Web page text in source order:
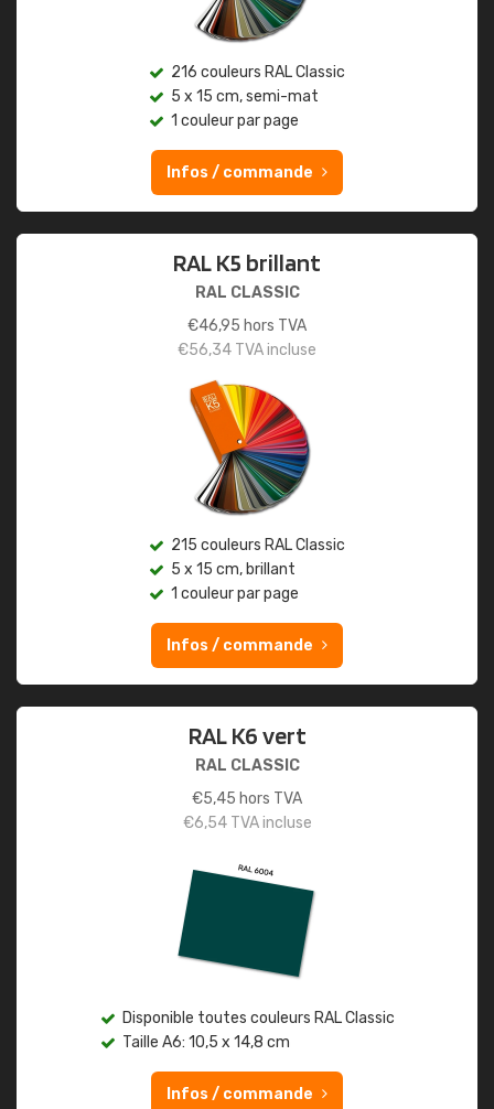
216 couleurs RAL Classic
5 x 15 cm, semi-mat
1 couleur par page
Infos / commande
RAL K5 brillant
RAL CLASSIC
€46,95 hors TVA
€56,34 TVA incluse
215 couleurs RAL Classic
5 x 15 cm, brillant
1 couleur par page
Infos / commande
RAL K6 vert
RAL CLASSIC
€5,45 hors TVA
€6,54TVA incluse
Disponible toutes couleurs RAL Classic
Taille A6: 10,5 x 14,8 cm
Infos / commande